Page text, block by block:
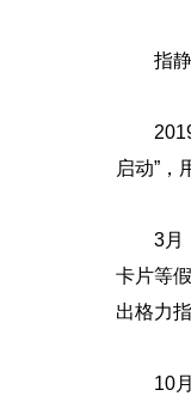
指静
2019
启动”，
3月，
卡片等
出格力
10月